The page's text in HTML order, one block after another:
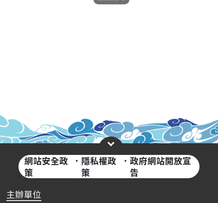
網站安全政
策
· 隱私權政
策
· 政府網站開放宣
告
主辦單位